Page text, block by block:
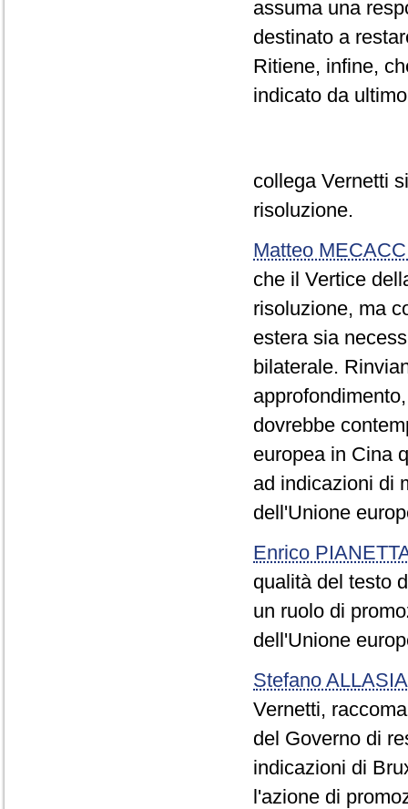
assuma una
destinato a
Ritiene, infine,
indicato da
collega Vernetti
risoluzione.
Matteo
che il Vertice
risoluzione, ma
estera sia
bilaterale.
dovrebbe
europea in Cina
ad indicazioni di
dell'Unione
Enrico
qualità del testo
un ruolo di
dell'Unione
Stefano ALLASIA
Vernetti,
del Governo di
indicazioni di
l'azione di